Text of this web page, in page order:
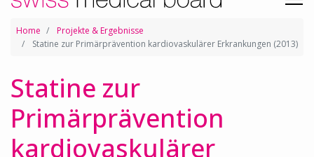
Home
Projekte & Ergebnisse
Statine zur Primärprävention kardiovaskulärer Erkrankungen (2013)
Statine zur
Primärprävention
kardiovaskulärer